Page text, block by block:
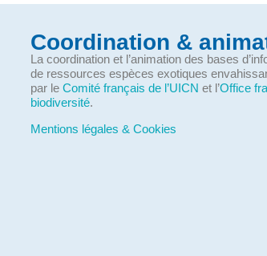
Coordination &
La coordination et l’animation des bases
de ressources espèces exotiques
par le Comité français de l’UICN et l’Office
biodiversité.
Mentions légales & Cookies